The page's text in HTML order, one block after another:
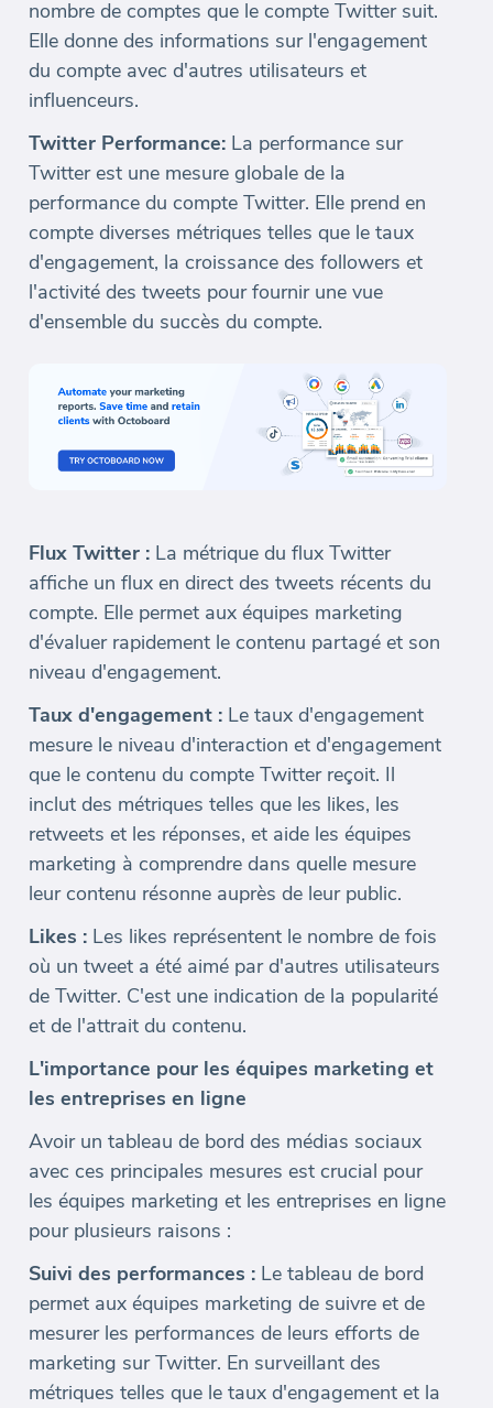
nombre de comptes que le compte Twitter suit.
Elle donne des informations sur l'engagement
du compte avec d'autres utilisateurs et
influenceurs.
Twitter Performance: La performance sur
Twitter est une mesure globale de la
performance du compte Twitter. Elle prend en
compte diverses métriques telles que le taux
d'engagement, la croissance des followers et
l'activité des tweets pour fournir une vue
d'ensemble du succès du compte.
Flux Twitter : La métrique du flux Twitter
affiche un flux en direct des tweets récents du
compte. Elle permet aux équipes marketing
d'évaluer rapidement le contenu partagé et son
niveau d'engagement.
Taux d'engagement : Le taux d'engagement
mesure le niveau d'interaction et d'engagement
que le contenu du compte Twitter reçoit. Il
inclut des métriques telles que les likes, les
retweets et les réponses, et aide les équipes
marketing à comprendre dans quelle mesure
leur contenu résonne auprès de leur public.
Likes : Les likes représentent le nombre de fois
où un tweet a été aimé par d'autres utilisateurs
de Twitter. C'est une indication de la popularité
et de l'attrait du contenu.
L'importance pour les équipes marketing et
les entreprises en ligne
Avoir un tableau de bord des médias sociaux
avec ces principales mesures est crucial pour
les équipes marketing et les entreprises en ligne
pour plusieurs raisons :
Suivi des performances : Le tableau de bord
permet aux équipes marketing de suivre et de
mesurer les performances de leurs efforts de
marketing sur Twitter. En surveillant des
métriques telles que le taux d'engagement et la